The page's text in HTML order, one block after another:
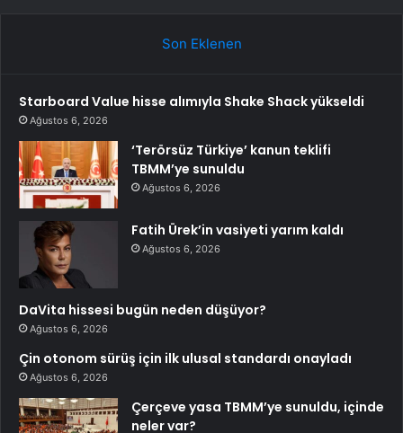
Son Eklenen
Starboard Value hisse alımıyla Shake Shack yükseldi
Ağustos 6, 2026
‘Terörsüz Türkiye’ kanun teklifi
TBMM’ye sunuldu
Ağustos 6, 2026
Fatih Ürek’in vasiyeti yarım kaldı
Ağustos 6, 2026
DaVita hissesi bugün neden düşüyor?
Ağustos 6, 2026
Çin otonom sürüş için ilk ulusal standardı onayladı
Ağustos 6, 2026
Çerçeve yasa TBMM’ye sunuldu, içinde
neler var?